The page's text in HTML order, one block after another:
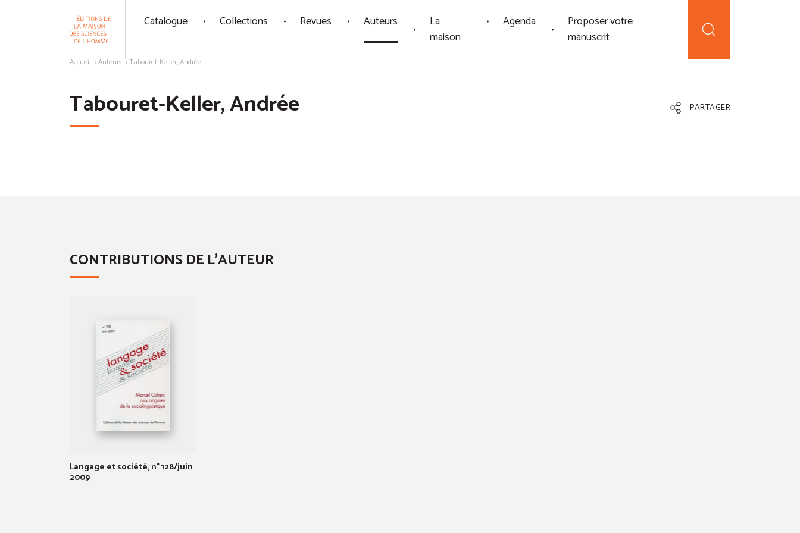
Catalogue Collections Revues Auteurs
La
maison
Agenda
Proposer votre
manuscrit
Accueil Auteurs Tabouret-Keller, Andrée
Tabouret-Keller, Andrée PARTAGER
CONTRIBUTIONS DE L'AUTEUR
Langage et société, n° 128/juin
2009